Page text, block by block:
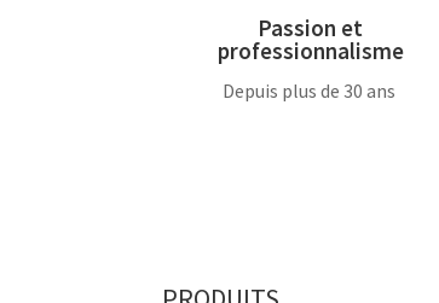
Passion et
professionnalisme
Depuis plus de 30 ans